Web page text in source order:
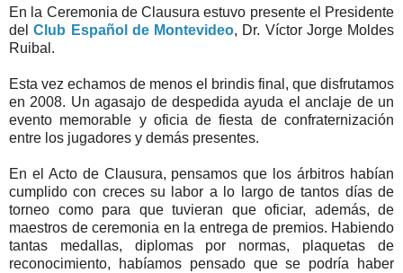
En la Ceremonia de Clausura estuvo presente el Presidente
delClub Español de Montevideo, Dr. Víctor Jorge Moldes
Ruibal.
Esta vez echamos de menos el brindis final, que disfrutamos
en 2008. Un agasajo de despedida ayuda el anclaje de un
evento memorable y oficia de fiesta de confraternización
entre los jugadores y demás presentes.
En el Acto de Clausura, pensamos que los árbitros habían
cumplido con creces su labor a lo largo de tantos días de
torneo como para que tuvieran que oficiar, además, de
maestros de ceremonia en la entrega de premios. Habiendo
tantas medallas, diplomas por normas, plaquetas de
reconocimiento, habíamos pensado que se podría haber